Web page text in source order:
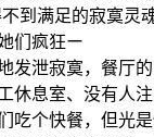
到满足的寂寞灵
们疯狂ー
发泄寂寞，餐厅
休息室、没有人
吃个快餐，但光